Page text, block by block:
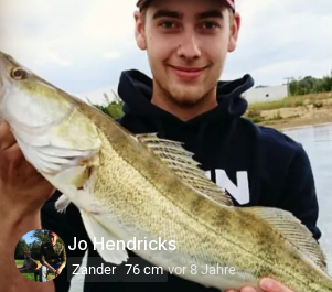
Jo Hendricks
Zander 76 cm vor 8 Jahre